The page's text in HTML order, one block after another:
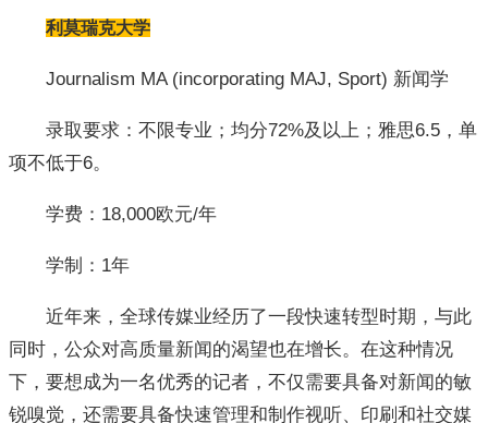
利莫瑞克大学
Journalism MA (incorporating MAJ, Sport) 新闻学
录取要求：不限专业；均分72%及以上；雅思6.5，单
项不低于6。
学费：18,000欧元/年
学制：1年
近年来，全球传媒业经历了一段快速转型时期，与此
同时，公众对高质量新闻的渴望也在增长。在这种情况
下，要想成为一名优秀的记者，不仅需要具备对新闻的敏
锐嗅觉，还需要具备快速管理和制作视听、印刷和社交媒